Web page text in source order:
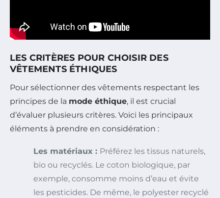
LES CRITÈRES POUR CHOISIR DES
VÊTEMENTS ÉTHIQUES
Pour sélectionner des vêtements respectant les
principes de la mode éthique, il est crucial
d’évaluer plusieurs critères. Voici les principaux
éléments à prendre en considération :
Les matériaux : Préférez les tissus naturels,
bio ou recyclés. Le coton biologique, par
exemple, consomme moins d’eau et évite
les pesticides. De même, le polyester recyclé